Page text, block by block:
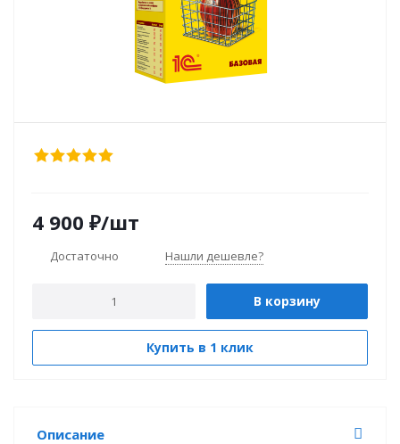
4 900 ₽/шт
Достаточно Нашли дешевле?
В корзину
Купить в 1 клик
Описание